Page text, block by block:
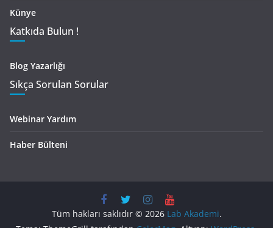
Künye
Katkıda Bulun !
Blog Yazarlığı
Sıkça Sorulan Sorular
Webinar Yardım
Haber Bülteni
Tüm hakları saklıdır © 2026 Lab Akademi.